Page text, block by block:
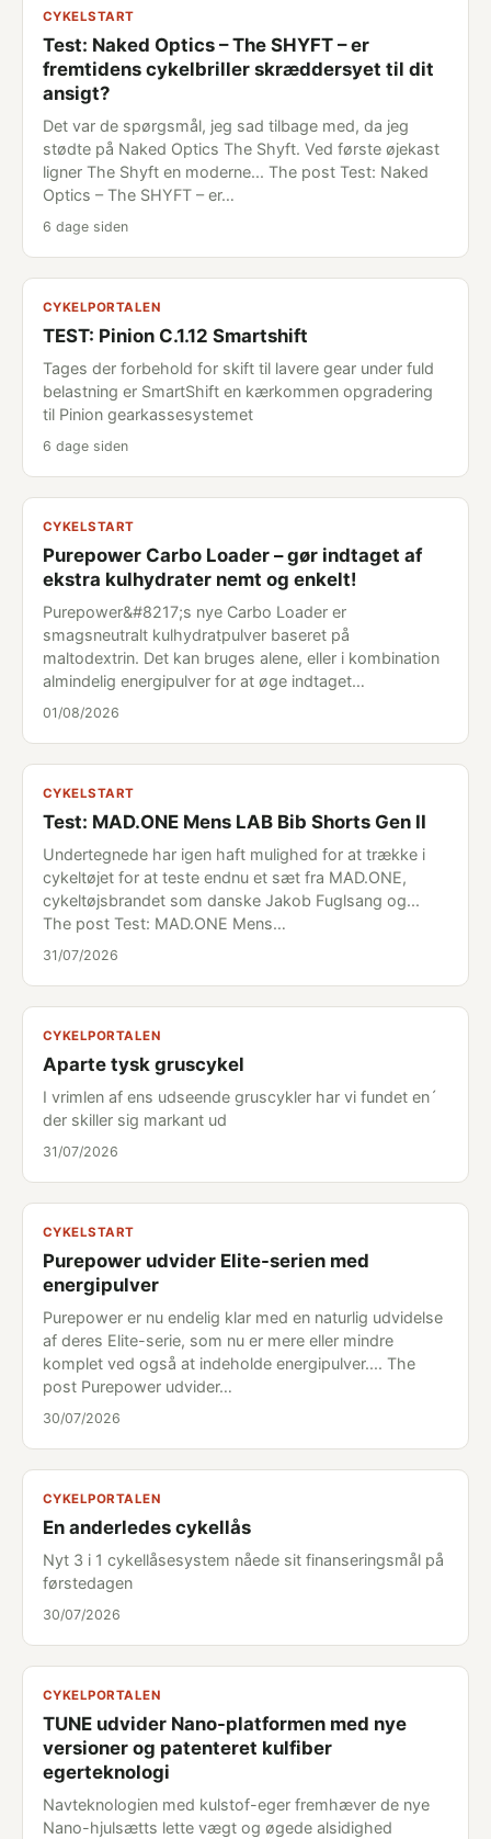
CYKELSTART
Test: Naked Optics – The SHYFT – er
fremtidens cykelbriller skræddersyet til dit
ansigt?
Det var de spørgsmål, jeg sad tilbage med, da jeg
stødte på Naked Optics The Shyft. Ved første øjekast
ligner The Shyft en moderne... The post Test: Naked
Optics – The SHYFT – er…
6 dage siden
CYKELPORTALEN
TEST: Pinion C.1.12 Smartshift
Tages der forbehold for skift til lavere gear under fuld
belastning er SmartShift en kærkommen opgradering
til Pinion gearkassesystemet
6 dage siden
CYKELSTART
Purepower Carbo Loader – gør indtaget af
ekstra kulhydrater nemt og enkelt!
Purepower&#8217;s nye Carbo Loader er
smagsneutralt kulhydratpulver baseret på
maltodextrin. Det kan bruges alene, eller i kombination
almindelig energipulver for at øge indtaget…
01/08/2026
CYKELSTART
Test: MAD.ONE Mens LAB Bib Shorts Gen II
Undertegnede har igen haft mulighed for at trække i
cykeltøjet for at teste endnu et sæt fra MAD.ONE,
cykeltøjsbrandet som danske Jakob Fuglsang og...
The post Test: MAD.ONE Mens…
31/07/2026
CYKELPORTALEN
Aparte tysk gruscykel
I vrimlen af ens udseende gruscykler har vi fundet en´
der skiller sig markant ud
31/07/2026
CYKELSTART
Purepower udvider Elite-serien med
energipulver
Purepower er nu endelig klar med en naturlig udvidelse
af deres Elite-serie, som nu er mere eller mindre
komplet ved også at indeholde energipulver.... The
post Purepower udvider…
30/07/2026
CYKELPORTALEN
En anderledes cykellås
Nyt 3 i 1 cykellåsesystem nåede sit finanseringsmål på
førstedagen
30/07/2026
CYKELPORTALEN
TUNE udvider Nano-platformen med nye
versioner og patenteret kulfiber
egerteknologi
Navteknologien med kulstof-eger fremhæver de nye
Nano-hjulsætts lette vægt og øgede alsidighed